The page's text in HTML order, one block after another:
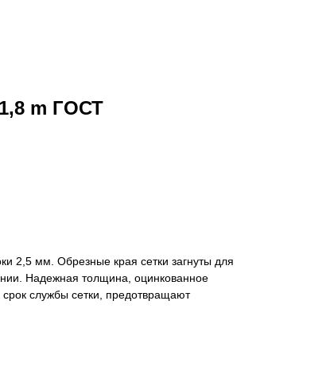
m ГОСТ
2,5 мм. Обрезные края сетки загнуты для
Надежная толщина, оцинкованное
службы сетки, предотвращают